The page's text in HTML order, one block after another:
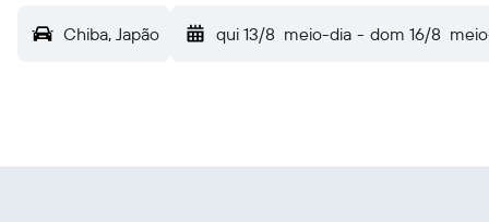
Chiba, Japão qui 13/8 meio-dia - dom 16/8